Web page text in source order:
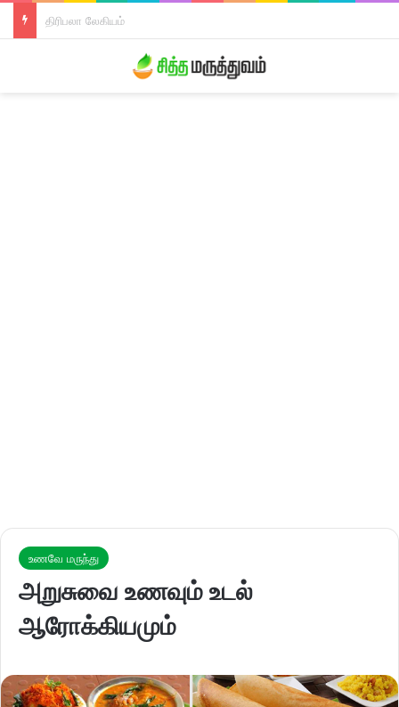
தாளிசப்பத்திரி சூரணம்
உணவே மருந்து
அறுசுவை உணவும் உடல்
ஆரோக்கியமும்